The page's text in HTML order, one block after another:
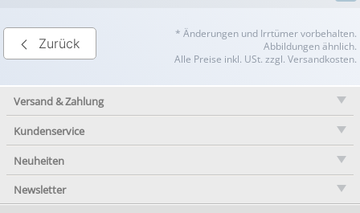
Zurück
* Änderungen und Irrtümer vorbehalten.
Abbildungen ähnlich.
Alle Preise inkl. USt. zzgl. Versandkosten.
Versand & Zahlung
Kundenservice
Neuheiten
Newsletter